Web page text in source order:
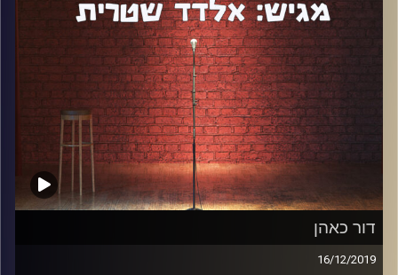
קרדיט תמונות:אלדד שטרית
דור כאהן
16/12/2019